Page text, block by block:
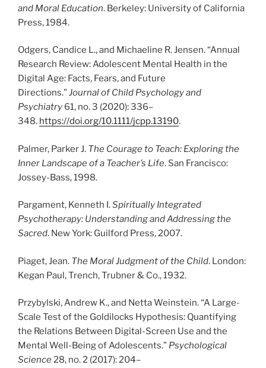
and Moral Education. Berkeley: University of California
Press, 1984.
Odgers, Candice L., and Michaeline R. Jensen. “Annual
Research Review: Adolescent Mental Health in the
Digital Age: Facts, Fears, and Future
Directions.”Journal of Child Psychology and
Psychiatry 61, no. 3 (2020): 336–
348. https://doi.org/10.1111/jcpp.13190.
Palmer, Parker J. The Courage to Teach: Exploring the
Inner Landscape of a Teacher’s Life. San Francisco:
Jossey-Bass, 1998.
Pargament, Kenneth I.Spiritually Integrated
Psychotherapy: Understanding and Addressing the
Sacred. New York: Guilford Press, 2007.
Piaget, Jean. The Moral Judgment of the Child. London:
Kegan Paul, Trench, Trubner & Co., 1932.
Przybylski, Andrew K., and Netta Weinstein. “A Large-
Scale Test of the Goldilocks Hypothesis: Quantifying
the Relations Between Digital-Screen Use and the
Mental Well-Being of Adolescents.” Psychological
Science28, no. 2 (2017): 204–